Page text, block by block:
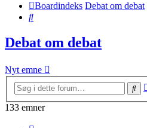
Boardindeks Debat om debat
Søg
Debat om debat
Nyt emne
Søg
133 emner